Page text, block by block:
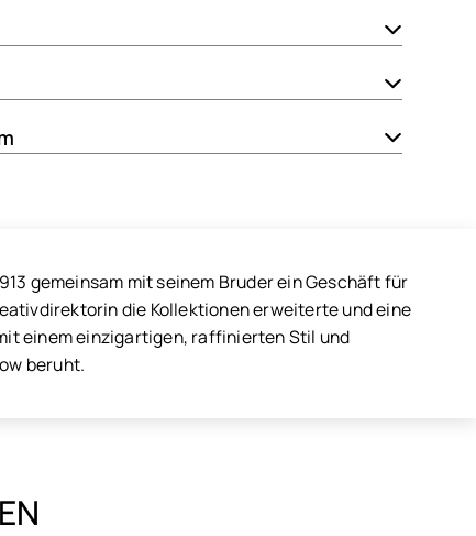
gemeinsam mit seinem Bruder ein Geschäft für
die Kollektionen erweiterte und eine
einem einzigartigen, raffinierten Stil und
beruht.